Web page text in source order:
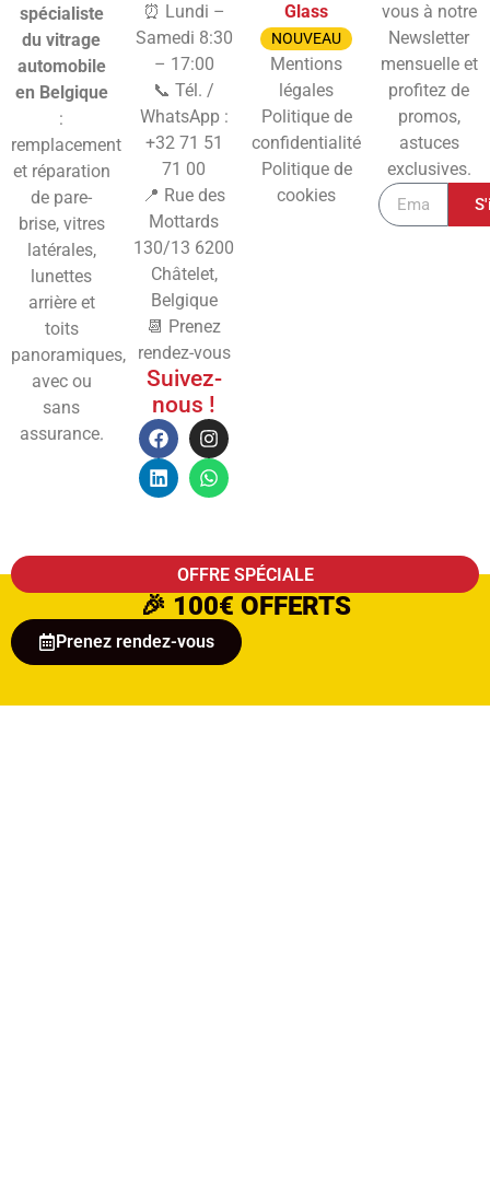
spécialiste
du vitrage
automobile
en Belgique
:
remplacement
et réparation
de pare-
brise, vitres
latérales,
lunettes
arrière et
toits
panoramiques,
avec ou
sans
assurance.
⏰ Lundi –
Samedi 8:30
– 17:00
📞 Tél. /
WhatsApp :
+32 71 51
71 00
📍 Rue des
Mottards
130/13 6200
Châtelet,
Belgique
📆 Prenez
rendez-vous
Suivez-
nous !
Glass
NOUVEAU
Mentions
légales
Politique de
confidentialité
Politique de
cookies
vous à notre
Newsletter
mensuelle et
profitez de
promos,
astuces
exclusives.
OFFRE SPÉCIALE
🎉 100€ OFFERTS
Prenez rendez-vous